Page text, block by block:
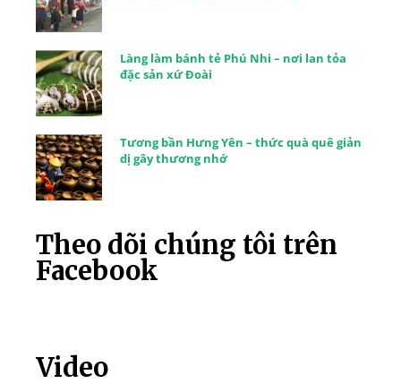
Làng làm bánh tẻ Phú Nhi – nơi lan tỏa
đặc sản xứ Đoài
Tương bần Hưng Yên – thức quà quê giản
dị gây thương nhớ
Theo dõi chúng tôi trên
Facebook
Video